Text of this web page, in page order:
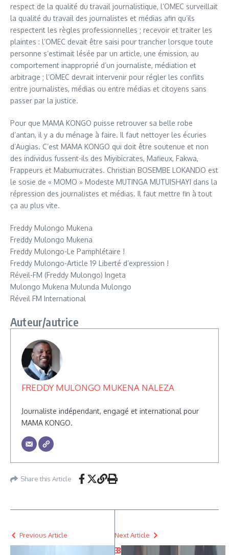
respect de la qualité du travail journalistique, l’OMEC surveillait
la qualité du travail des journalistes et médias afin qu’ils
respectent les règles professionnelles ; recevoir et traiter les
plaintes : l’OMEC devait être saisi pour trancher lorsque toute
personne s’estimait lésée par un article, une émission, au
comportement inapproprié d’un journaliste, médiation et
arbitrage ; l’OMEC devrait intervenir pour régler les conflits
entre journalistes, médias ou entre médias et citoyens sans
passer par la justice.
Pour que MAMA KONGO puisse retrouver sa belle robe
d’antan, il y a du ménage à faire. Il faut nettoyer les écuries
d’Augias. C’est MAMA KONGO qui doit être soutenue et non
des individus fussent-ils des Miyibicrates, Mafieux, Fakwa,
Frappeurs et Mabumucrates. Christian BOSEMBE LOKANDO est
le sosie de « MOMO » Modeste MUTINGA MUTUISHAYI dans la
répression des journalistes et médias. Il faut mettre fin à tout
ça au plus vite.
Freddy Mulongo Mukena
Freddy Mulongo Mukena
Freddy Mulongo-Le Pamphlétaire !
Freddy Mulongo-Article 19 Liberté d’expression !
Réveil-FM (Freddy Mulongo) Ingeta
Mulongo Mukena Mulunda Mulongo
Réveil FM International
Auteur/autrice
FREDDY MULONGO MUKENA NALEZA
Journaliste indépendant, engagé et international pour
MAMA KONGO.
Share this Article
Previous Article
3
Next Article
3